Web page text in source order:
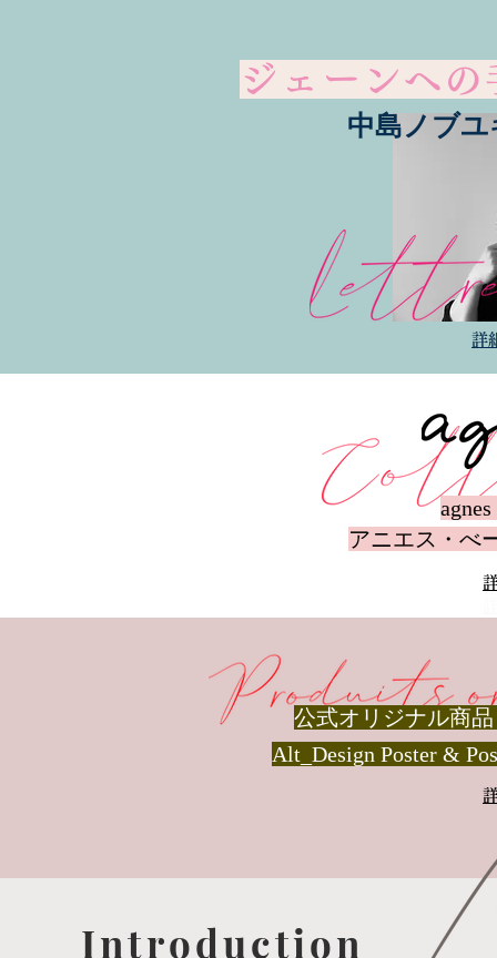
ジェーンへの
詳
中島ノブ
アニエス・べ
公式オリジナル商
Alt_Design Poster &
Introduction